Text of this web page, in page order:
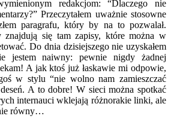
redakcjom: “Dlaczego nie
Przeczytałem uważnie stosowne
paragrafu, który by na to pozwalał.
znajdują się tam zapisy, które można w
Do dnia dzisiejszego nie uzyskałem
jestem naiwny: pewnie nigdy żadnej
A jak ktoś już łaskawie mi odpowie,
w stylu “nie wolno nam zamieszczać
A to dobre! W sieci można spotkać
internauci wklejają różnorakie linki, ale
równy…